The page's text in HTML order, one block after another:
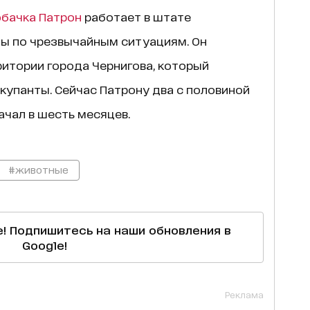
Патрон работает в штате
по чрезвычайным ситуациям. Он
города Чернигова, который
Сейчас Патрону два с половиной
в шесть месяцев.
#животные
Подпишитесь на наши обновления в
Google!
Реклама